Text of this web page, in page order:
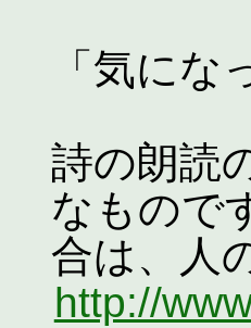
「気に
詩の朗読
なもので
合は、人
http://